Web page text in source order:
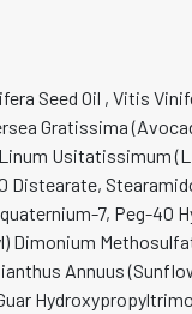
Seed Oil , Vitis
Gratissima
Usitatissimum
Distearate,
7, Peg-40
Dimonium
Annuus